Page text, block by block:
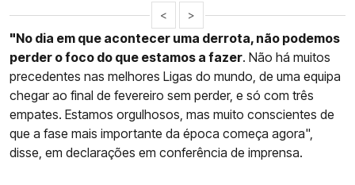
< >
"No dia em que acontecer uma derrota, não podemos
perder o foco do que estamos a fazer. Não há muitos
precedentes nas melhores Ligas do mundo, de uma equipa
chegar ao final de fevereiro sem perder, e só com três
empates. Estamos orgulhosos, mas muito conscientes de
que a fase mais importante da época começa agora",
disse, em declarações em conferência de imprensa.